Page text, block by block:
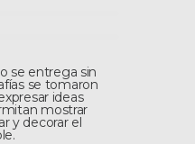
se entrega sin
se tomaron
ideas
mostrar
y decorar el